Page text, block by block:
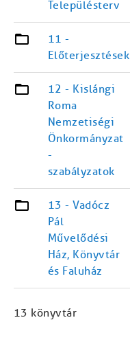
Településterv
11 -
Előterjesztések
12 - Kislángi
Roma
Nemzetiségi
Önkormányzat
-
szabályzatok
13 - Vadócz
Pál
Művelődési
Ház, Könyvtár
és Faluház
13 könyvtár